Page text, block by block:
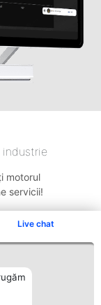
Live chat
industrie
motorul
servicii!